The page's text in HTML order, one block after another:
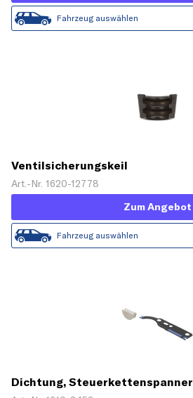
Fahrzeug auswählen
Ventilsicherungskeil
Art.-Nr. 1620-12778
Zum Angebot
Fahrzeug auswählen
Dichtung, Steuerkettenspanner